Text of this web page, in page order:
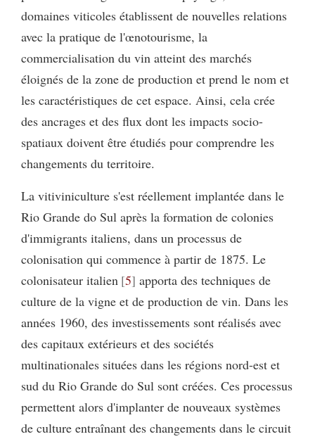
domaines viticoles établissent de nouvelles relations
avec la pratique de l'œnotourisme, la
commercialisation du vin atteint des marchés
éloignés de la zone de production et prend le nom et
les caractéristiques de cet espace. Ainsi, cela crée
des ancrages et des flux dont les impacts socio-
spatiaux doivent être étudiés pour comprendre les
changements du territoire.
La vitiviniculture s'est réellement implantée dans le
Rio Grande do Sul après la formation de colonies
d'immigrants italiens, dans un processus de
colonisation qui commence à partir de 1875. Le
colonisateur italien 5 apporta des techniques de
culture de la vigne et de production de vin. Dans les
années 1960, des investissements sont réalisés avec
des capitaux extérieurs et des sociétés
multinationales situées dans les régions nord-est et
sud du Rio Grande do Sul sont créées. Ces processus
permettent alors d'implanter de nouveaux systèmes
de culture entraînant des changements dans le circuit